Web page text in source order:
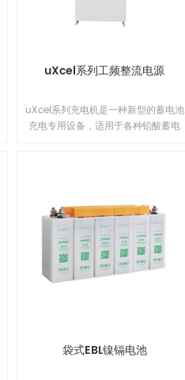
uXcel系列工频整流电源
uXcel系列充电机是一种新型的蓄电池
充电专用设备，适用于各种铅酸蓄电
品质设计，此设备的重要部件变压器
采用高强度漆包线，耐高温达到H级绝
缘等级，功率部件采用铝型材和大功
率饼式可控硅原件。产品性能优越，
运行稳定可靠。 uXcel系列充电机具
有恒流，恒压，恒压限流，恒流限压
版本的支持远程监控功能，可以在同
袋式EBL镍镉电池